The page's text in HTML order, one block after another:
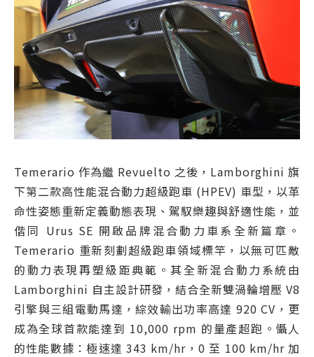
Temerario 作為繼 Revuelto 之後，Lamborghini 旗
下第二款高性能混合動力超級跑車 (HPEV) 車型，以革
命性姿態重新定義動態表現、駕馭樂趣與舒適性能，並
偕同 Urus SE 開啟品牌混合動力車系全新篇章。
Temerario 重新刻劃超級跑車領域標竿，以無可匹敵
的動力表現再塑級距典範。其全新混合動力系統由
Lamborghini 自主設計研發，結合全新雙渦輪增壓 V8
引擎與三組電動馬達，綜效輸出功率高達 920 CV，更
成為全球首款能達到 10,000 rpm 的量產超跑。懾人
的性能數據：極速達 343 km/hr，0 至 100 km/hr 加